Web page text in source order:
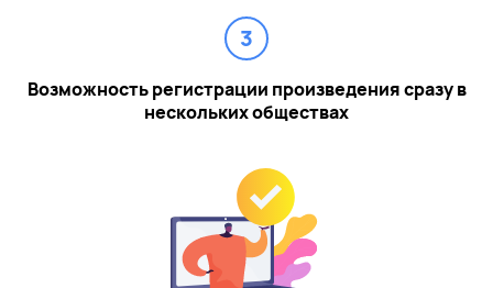
3
Возможность регистрации произведения сразу в
нескольких обществах